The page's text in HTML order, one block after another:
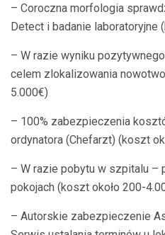
– Coroczna morfologia
Detect i badanie laboratoryjne
– W razie wyniku
celem zlokalizowania
5.000€)
– 100% zabezpieczenia
ordynatora (Chefarzt) (koszt
– W razie pobytu w szpitalu –
pokojach (koszt około 200-
– Autorskie zabezpieczenie